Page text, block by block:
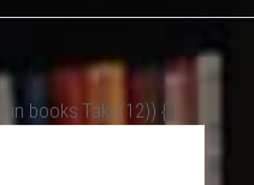
in books.Take(12)) { }